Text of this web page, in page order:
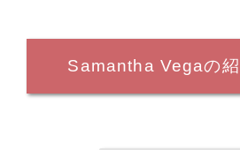
Samantha Vegaの